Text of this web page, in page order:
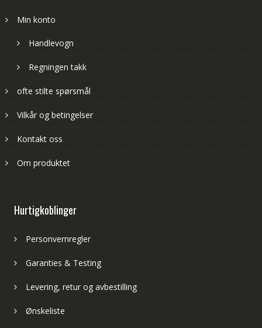
Min konto
Handlevogn
Regningen takk
ofte stilte spørsmål
Vilkår og betingelser
Kontakt oss
Om produktet
Hurtigkoblinger
Personvernregler
Garanties & Testing
Levering, retur og avbestilling
Ønskeliste